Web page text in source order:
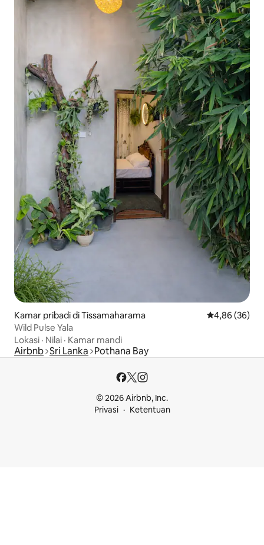
Kamar pribadi di Tissamaharama Nilai rata-rata
4,86 (36)
Wild Pulse Yala
Lokasi · Nilai · Kamar mandi
Airbnb Sri Lanka Pothana Bay
© 2026 Airbnb, Inc.
Privasi
Ketentuan